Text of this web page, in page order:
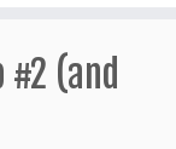
(and